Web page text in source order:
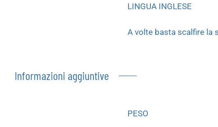
LINGUA INGLESE
A volte basta scalfire la
Informazioni aggiuntive
PESO